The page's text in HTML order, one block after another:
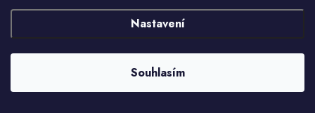
Nastavení
Souhlasím
Nastavení cookies